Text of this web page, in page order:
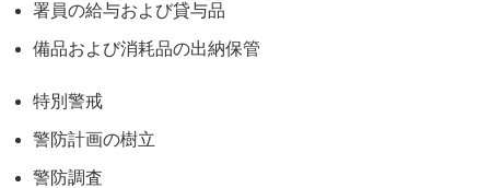
署員の給与および貸与品
備品および消耗品の出納保管
特別警戒
警防計画の樹立
警防調査